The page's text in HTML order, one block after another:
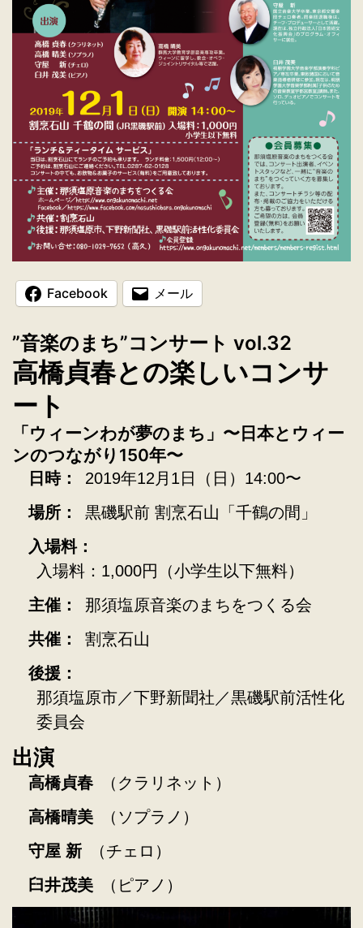
Facebook メール
”音楽のまち”コンサート vol.32
高橋貞春との楽しいコンサ
ート
「ウィーンわが夢のまち」〜日本とウィー
ンのつながり150年〜
日時：
2019年12月1日（日）14:00〜
場所：
黒磯駅前 割烹石山「千鶴の間」
入場料：
入場料：1,000円（小学生以下無料）
主催：
那須塩原音楽のまちをつくる会
共催：
割烹石山
後援：
那須塩原市／下野新聞社／黒磯駅前活性化
委員会
出演
高橋貞春
（クラリネット）
高橋晴美
（ソプラノ）
守屋 新
（チェロ）
臼井茂美
（ピアノ）